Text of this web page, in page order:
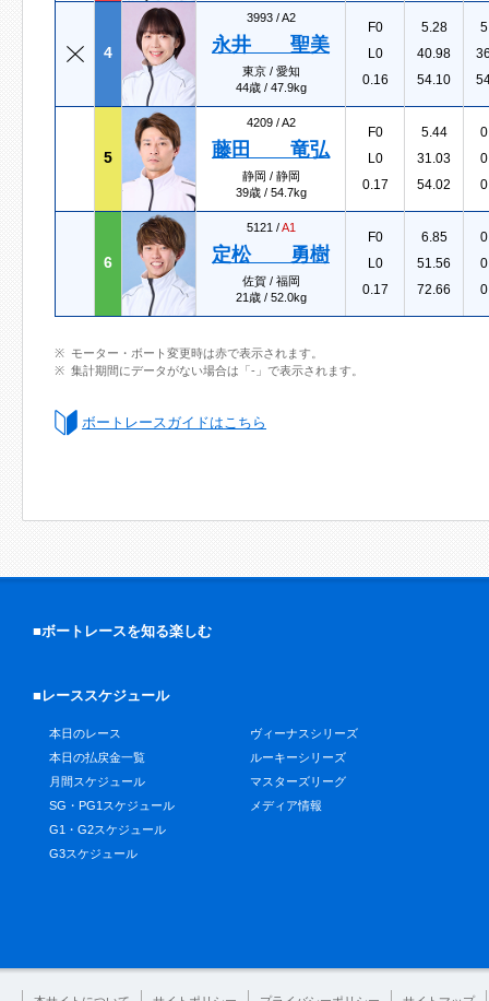
4
3993 /A2
永井 聖美
東京 / 愛知
44歳 / 47.9kg
F0
L0
0.16
5.28
40.98
54.10
5
4209 /A2
藤田 竜弘
静岡 / 静岡
39歳 / 54.7kg
F0
L0
0.17
5.44
31.03
54.02
6
5121 /A1
定松 勇樹
佐賀 / 福岡
21歳 / 52.0kg
F0
L0
0.17
6.85
51.56
72.66
モーター・ボート変更時は赤で表示されます。
集計期間にデータがない場合は「-」で表示されます。
ボートレースガイドはこちら
■ボートレースを知る楽しむ
■レーススケジュール
本日のレース
本日の払戻金一覧
月間スケジュール
SG・PG1スケジュール
G1・G2スケジュール
G3スケジュール
ヴィーナスシリーズ
ルーキーシリーズ
マスターズリーグ
メディア情報